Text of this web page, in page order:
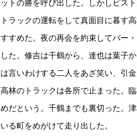
トの勝を呼び出した。しかしピス
ラックの運転をして真面目に暮す
すめた。夜の再会を約束してバー
た。修吉は干鶴から、達也は葉子
言いわけする二人をあざ笑い、引
林のトラックは各所で止まった。
だという。千鶴までも裏切った。
る町をめがけて走り出した。